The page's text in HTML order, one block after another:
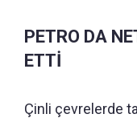
PETRO DA
ETTİ
Çinli çevrelerde